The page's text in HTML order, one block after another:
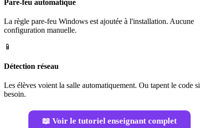
Pare-feu automatique
La règle pare-feu Windows est ajoutée à l'installation. Aucune
configuration manuelle.
📱
Détection réseau
Les élèves voient la salle automatiquement. Ou tapent le code si
besoin.
📖 Voir le tutoriel enseignant complet